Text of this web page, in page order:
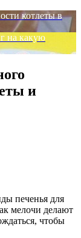
котлеты в
на какую
и
печенья для
мелочи делают
чтобы